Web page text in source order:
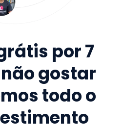
por 7
gostar
todo o